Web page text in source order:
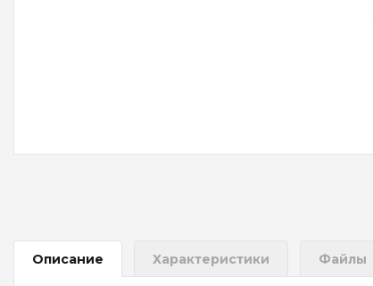
Описание Характеристики Файлы